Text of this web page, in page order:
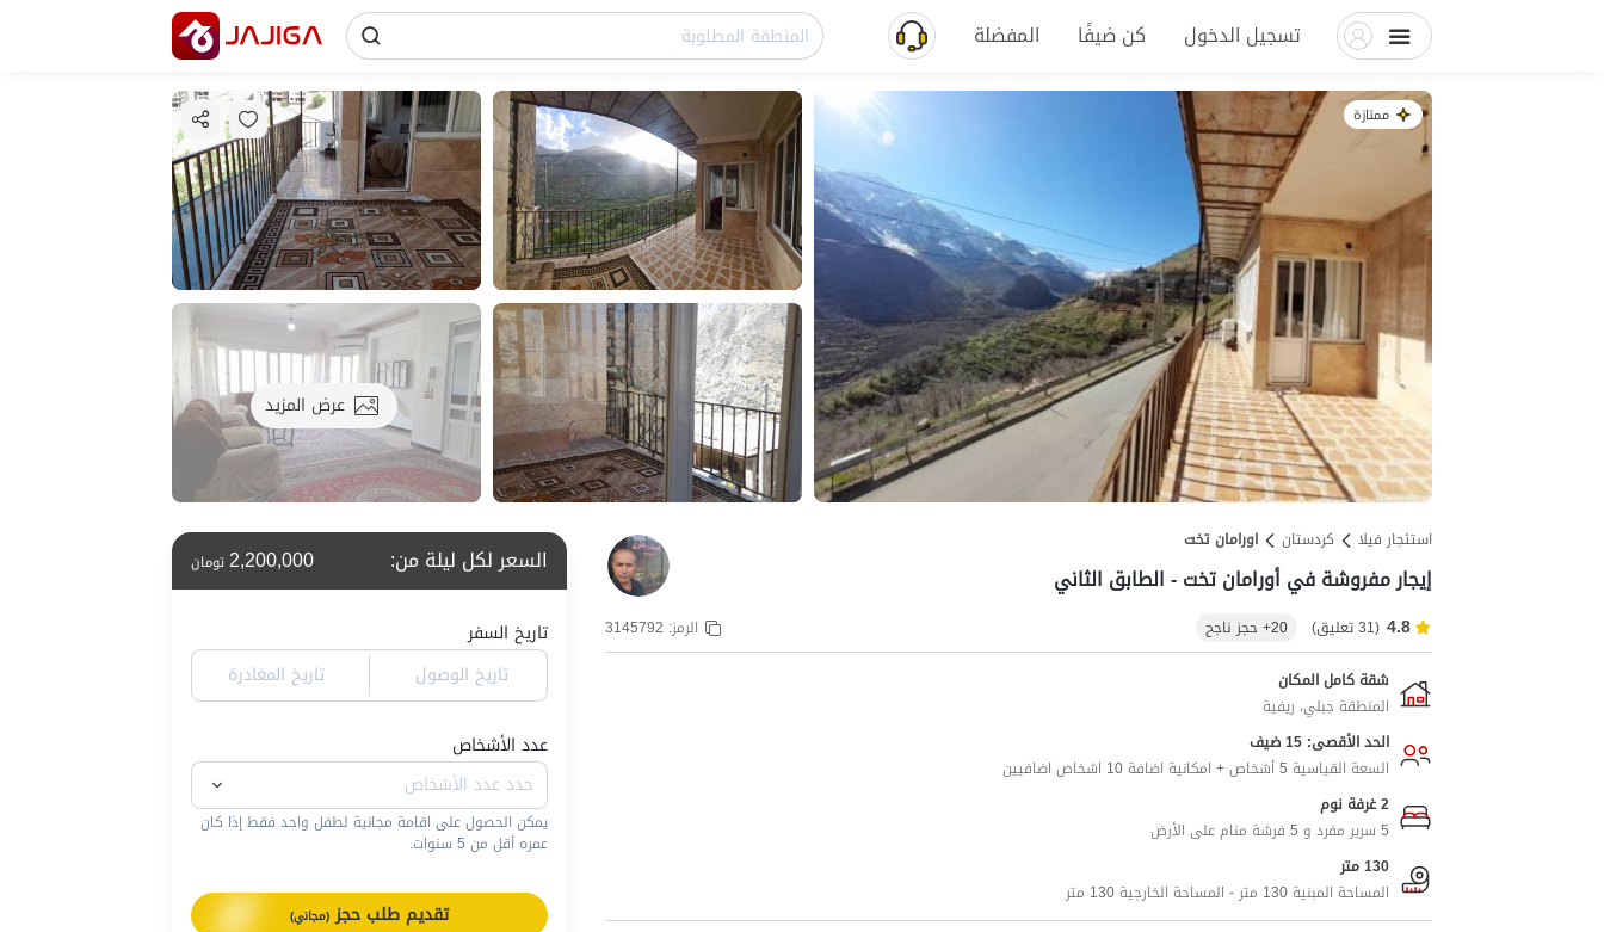
تسجيل الدخول كن ضيفًا المفضلة
ممتازة
عرض المزيد
استئجار فيلا کردستان اورامان تخت
إيجار مفروشة في أورامان تخت - الطابق الثاني
4.8 (31 تعليق) 20+ حجز ناجح الرمز: 3145792
شقة كامل المكان
المنطقة جبلي، ريفية
الحد الأقصى: 15 ضيف
السعة القياسية 5 أشخاص + امكانية اضافة 10 اشخاص اضافيين
2 غرفة نوم
5 سرير مفرد و 5 فرشة منام على الأرض
130 متر
المساحة المبنية 130 متر - المساحة الخارجية 130 متر
السعر لكل ليلة من:
2,200,000تومان
تاريخ السفر
تاريخ الوصول
تاريخ المغادرة
عدد الأشخاص
يمكن الحصول على اقامة مجانية لطفل واحد فقط إذا كان
عمره أقل من 5 سنوات.
تقديم طلب حجز(مجاني)